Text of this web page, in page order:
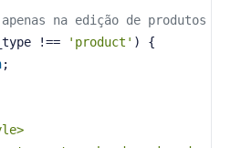
na edição de produtos
!== 'product' ) {
;